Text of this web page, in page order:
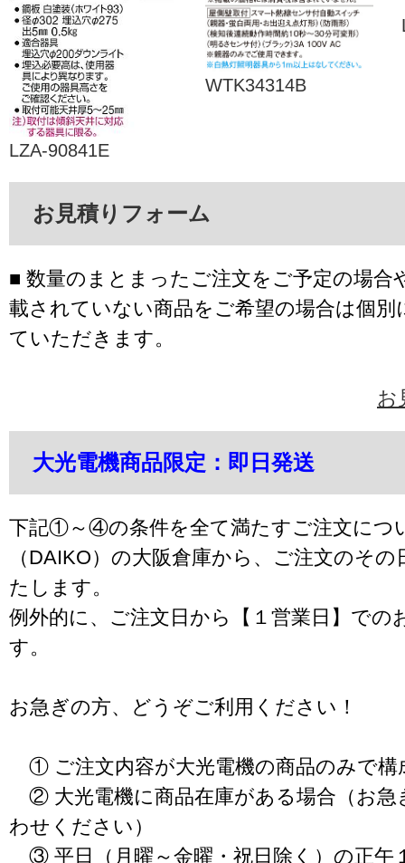
LZA-90841E
WTK34314B
お見積りフォーム
■ 数量のまとまったご注文をご予定の場合
載されていない商品をご希望の場合は個別
ていただきます。
お
大光電機商品限定：即日発送
下記①～④の条件を全て満たすご注文につ
（DAIKO）の大阪倉庫から、ご注文のそ
たします。
例外的に、ご注文日から【１営業日】での
す。
お急ぎの方、どうぞご利用ください！
① ご注文内容が大光電機の商品のみで構
② 大光電機に商品在庫がある場合（お急
わせください）
③ 平日（月曜～金曜・祝日除く）の正午